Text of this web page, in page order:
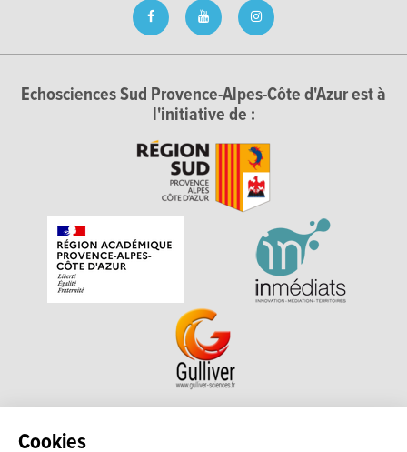
Cookies
Echosciences Sud Provence-Alpes-Côte d'Azur est à
l'initiative de :
Echosciences Sud Provence-Alpes-Côte d'Azur est à